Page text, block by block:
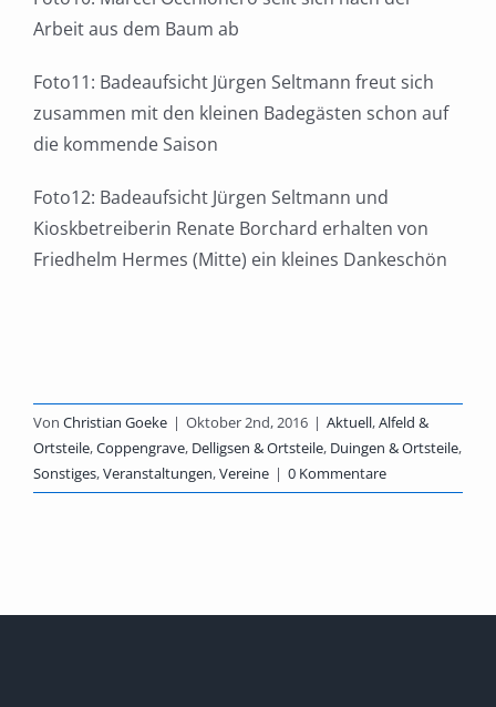
Arbeit aus dem Baum ab
Foto11: Badeaufsicht Jürgen Seltmann freut sich
zusammen mit den kleinen Badegästen schon auf
die kommende Saison
Foto12: Badeaufsicht Jürgen Seltmann und
Kioskbetreiberin Renate Borchard erhalten von
Friedhelm Hermes (Mitte) ein kleines Dankeschön
Von Christian Goeke | Oktober 2nd, 2016 | Aktuell,Alfeld &
Ortsteile,Coppengrave, Delligsen & Ortsteile, Duingen & Ortsteile,
Sonstiges,Veranstaltungen,Vereine | 0 Kommentare